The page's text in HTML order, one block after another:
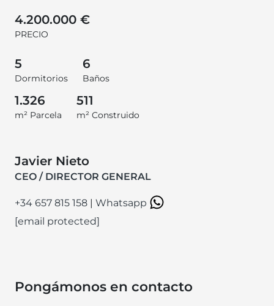
4.200.000 €
PRECIO
5
Dormitorios
6
Baños
1.326
m² Parcela
511
m² Construido
Javier Nieto
CEO / DIRECTOR GENERAL
+34 657 815 158 | Whatsapp
[email protected]
Pongámonos en contacto